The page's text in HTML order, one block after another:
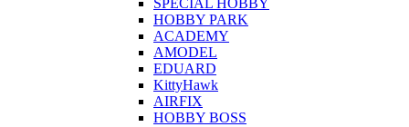
SPECIAL HOBBY
HOBBY PARK
ACADEMY
AMODEL
EDUARD
KittyHawk
AIRFIX
HOBBY BOSS